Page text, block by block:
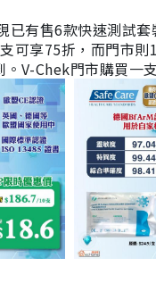
已有售6款快速測試
可享75折，而門市
V-Chek門市購買一